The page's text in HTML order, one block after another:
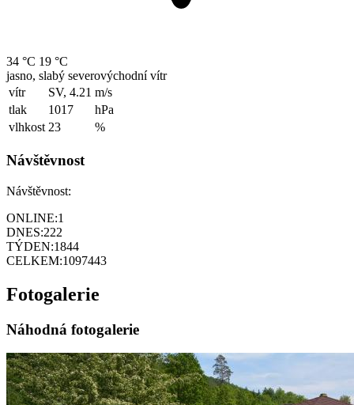
34 °C 19 °C
jasno, slabý severovýchodní vítr
vítr
SV, 4.21 m/s
tlak
1017
hPa
vlhkost 23 %
Návštěvnost
Návštěvnost:
ONLINE:1
DNES:222
TÝDEN:1844
CELKEM:1097443
Fotogalerie
Náhodná fotogalerie